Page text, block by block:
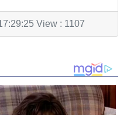
View : 1107